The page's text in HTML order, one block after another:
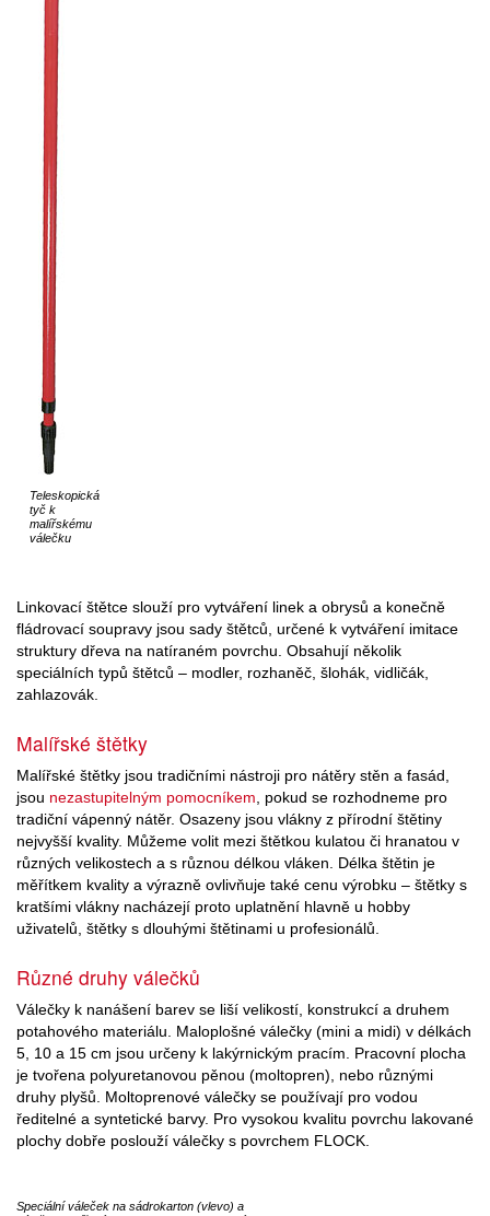
Teleskopická
tyč k
malířskému
válečku
Linkovací štětce slouží pro vytváření linek a obrysů a konečně
fládrovací soupravy jsou sady štětců, určené k vytváření imitace
struktury dřeva na natíraném povrchu. Obsahují několik
speciálních typů štětců – modler, rozhaněč, šlohák, vidličák,
zahlazovák.
Malířské štětky
Malířské štětky jsou tradičními nástroji pro nátěry stěn a fasád,
jsou nezastupitelným pomocníkem , pokud se rozhodneme pro
tradiční vápenný nátěr. Osazeny jsou vlákny z přírodní štětiny
nejvyšší kvality. Můžeme volit mezi štětkou kulatou či hranatou v
různých velikostech a s různou délkou vláken. Délka štětin je
měřítkem kvality a výrazně ovlivňuje také cenu výrobku – štětky s
kratšími vlákny nacházejí proto uplatnění hlavně u hobby
uživatelů, štětky s dlouhými štětinami u profesionálů.
Různé druhy válečků
Válečky k nanášení barev se liší velikostí, konstrukcí a druhem
potahového materiálu. Maloplošné válečky (mini a midi) v délkách
5, 10 a 15 cm jsou určeny k lakýrnickým pracím. Pracovní plocha
je tvořena polyuretanovou pěnou (moltopren), nebo různými
druhy plyšů. Moltoprenové válečky se používají pro vodou
ředitelné a syntetické barvy. Pro vysokou kvalitu povrchu lakované
plochy dobře poslouží válečky s povrchem FLOCK.
Speciální váleček na sádrokarton (vlevo) a